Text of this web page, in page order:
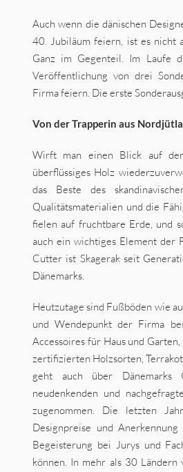
Auch wenn die dänischen
40. Jubiläum feiern, ist es nicht
Ganz im Gegenteil. Im Laufe
Veröffentlichung von drei
Firma feiern. Die erste
Von der Trapperin aus
Wirft man einen Blick auf
überflüssiges Holz
das Beste des
Qualitätsmaterialien und die
fielen auf fruchtbare Erde, und
auch ein wichtiges Element der
Cutter ist Skagerak seit
Dänemarks.
Heutzutage sind Fußböden wie
und Wendepunkt der Firma
Accessoires für Haus und
zertifizierten Holzsorten,
geht auch über Dänemarks
neudenkenden und
zugenommen. Die letzten
Designpreise und
Begeisterung bei Jurys und
können. In mehr als 30